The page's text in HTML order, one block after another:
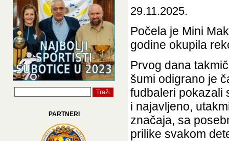
PARTNERI
29.11.2025.
Počela je Mini
godine okupila
Prvog dana
šumi odigrano je
fudbaleri pokazali
i najavljeno,
značaja, sa
prilike svakom